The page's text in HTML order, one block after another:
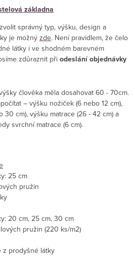
základna
správný typ, výšku, design a
je možný zde. Není pravidlem, že čelo
látky i ve shodném barevném
zdůraznit při odeslání objednávky
člověka měla dosahovat 60 - 70cm.
– výšku nožiček (6 nebo 12 cm),
cm), výšku matrace (26 - 42 cm) a
svrchní matrace (6 cm).
25 cm
pružin
20 cm, 25 cm, 30 cm
pružin (220 ks/m2)
z prodyšné látky